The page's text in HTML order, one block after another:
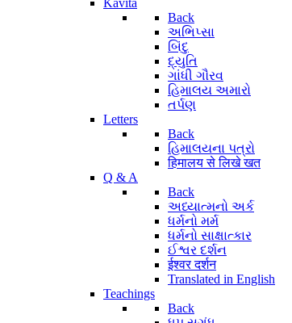
Back
અભિપ્સા
બિંદુ
દ્યુતિ
ગાંધી ગૌરવ
હિમાલય અમારો
તર્પણ
Letters
Back
હિમાલયના પત્રો
हिमालय से लिखे खत
Q & A
Back
અધ્યાત્મનો અર્ક
ધર્મનો મર્મ
ધર્મનો સાક્ષાત્કાર
ઈશ્વર દર્શન
ईश्वर दर्शन
Translated in English
Teachings
Back